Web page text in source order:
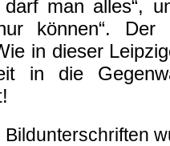
darf man alles“,
können“. Der
in dieser
in die
Bildunterschriften